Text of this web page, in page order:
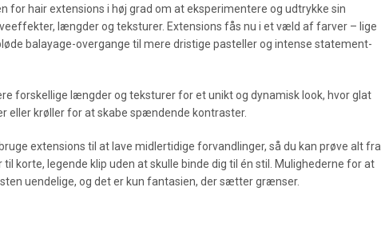
for hair extensions i høj grad om at eksperimentere og udtrykke sin
længder og teksturer. Extensions fås nu i et væld af farver – lige
balayage-overgange til mere dristige pasteller og intense statement-
forskellige længder og teksturer for et unikt og dynamisk look, hvor glat
eller krøller for at skabe spændende kontraster.
extensions til at lave midlertidige forvandlinger, så du kan prøve alt fra
til korte, legende klip uden at skulle binde dig til én stil. Mulighederne for at
uendelige, og det er kun fantasien, der sætter grænser.